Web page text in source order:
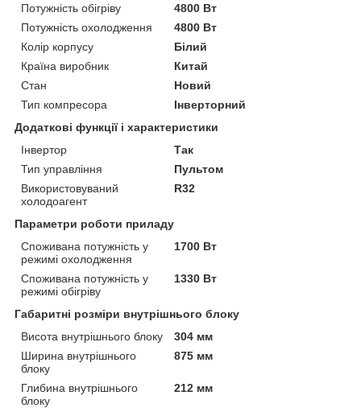
Потужність обігріву
4800 Вт
Потужність охолодження
4800 Вт
Колір корпусу
Білий
Країна виробник
Китай
Стан
Новий
Тип компресора
Інверторний
Додаткові функції і характеристики
Інвертор
Так
Тип управління
Пультом
Використовуваний
холодоагент
R32
Параметри роботи приладу
Споживана потужність у
режимі охолодження
1700 Вт
Споживана потужність у
режимі обігріву
1330 Вт
Габаритні розміри внутрішнього блоку
Висота внутрішнього блоку
304 мм
Ширина внутрішнього
блоку
875 мм
Глибина внутрішнього
блоку
212 мм